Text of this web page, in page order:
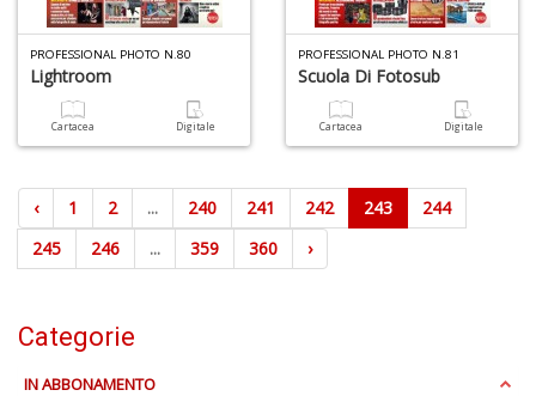
PROFESSIONAL PHOTO N.80
Lightroom
Cartacea Digitale
PROFESSIONAL PHOTO N.81
Scuola Di Fotosub
Cartacea Digitale
‹ 1 2 ... 240 241 242 243
244
245
246 ... 359 360 ›
Categorie
IN ABBONAMENTO